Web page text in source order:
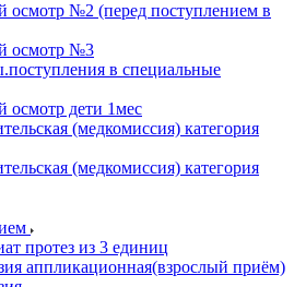
осмотр №2 (перед поступлением в
осмотр №3
в специальные
осмотр дети 1мес
(медкомиссия) категория
(медкомиссия) категория
протез из 3 единиц
аппликационная(взрослый приём)